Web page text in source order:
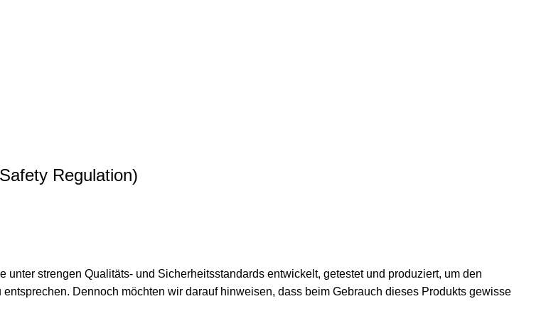
Regulation)
strengen Qualitäts- und Sicherheitsstandards entwickelt, getestet und produziert, um den
Dennoch möchten wir darauf hinweisen, dass beim Gebrauch dieses Produkts gewisse